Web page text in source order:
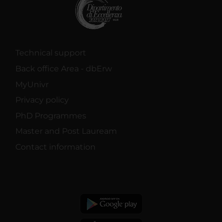
Technical support
Back office Area - dbErw
MyUnivr
Privacy policy
PhD Programmes
Master and Post Lauream
Contact information